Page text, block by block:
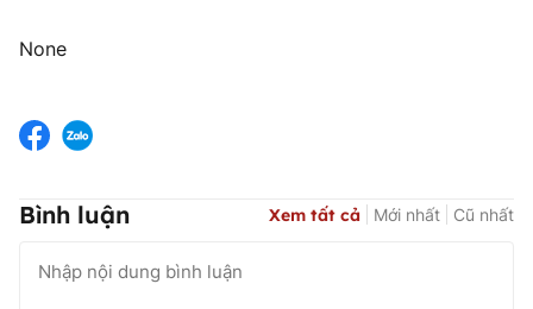
None
Bình luận Xem tất cả Mới nhất Cũ nhất